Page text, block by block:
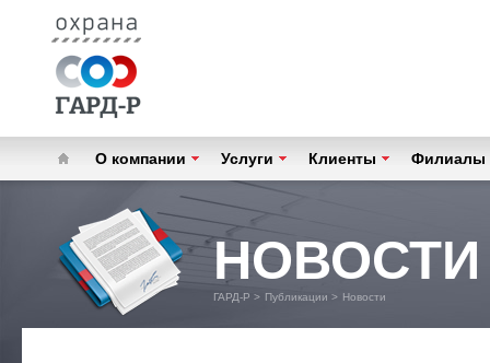
О компании Услуги Клиенты Филиалы
НОВОСТИ
ГАРД-Р > Публикации > Новости